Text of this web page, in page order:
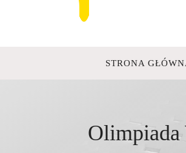
STRONA
Olimpiada